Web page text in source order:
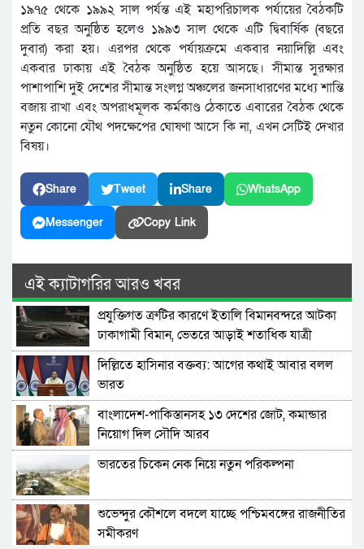
১৯৭৫ থেকে ১৯৯২ সাল পর্যন্ত এই মহাপরিচালক পর্যায়ের বৈঠকটি
প্রতি বছর অনুষ্ঠিত হলেও ১৯৯৩ সাল থেকে এটি দ্বিবার্ষিক (বছরে
দুবার) করা হয়। এরপর থেকে পর্যায়ক্রমে একবার নয়াদিল্লি এবং
একবার ঢাকায় এই বৈঠক অনুষ্ঠিত হয়ে আসছে। সীমান্ত সুরক্ষার
পাশাপাশি দুই দেশের সীমান্ত সংলগ্ন অঞ্চলের জনসাধারণের মধ্যে শান্তি
বজায় রাখা এবং অপরাধমূলক কর্মকাণ্ড ঠেকাতে এবারের বৈঠক থেকে
নতুন কোনো যৌথ পদক্ষেপের ঘোষণা আসে কি না, এখন সেটিই দেখার
বিষয়।
Share Tweet Share WhatsApp
Messenger Copy Link
এই ক্যাটাগরির আরও খবর
প্রযুক্তিগত ত্রুটির কারণে ইতালি বিমানবন্দরে আটকা
ঢাকাগামী বিমান, ভেতরে আড়াই শতাধিক যাত্রী
দিল্লিতে হাসিনার বক্তব্য: আগের কথাই আবার বলল
ভারত
বাংলাদেশ-পাকিস্তানসহ ১৩ দেশের জোট, কমান্ডার
নিয়োগ দিল সৌদি আরব
ভারতের চিকেন নেক নিয়ে নতুন পরিকল্পনা
শুভেন্দুর কৌশলে বদলে যাচ্ছে পশ্চিমবঙ্গের রাজনীতির
সমীকরণ